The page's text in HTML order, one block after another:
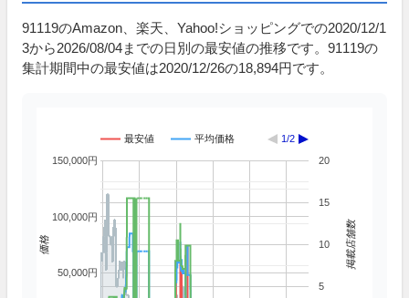
91119のAmazon、楽天、Yahoo!ショッピングでの2020/12/1
3から2026/08/04までの日別の最安値の推移です。91119の
集計期間中の最安値は2020/12/26の18,894円です。
最安値 平均価格 1/2
50,000円
100,000円
150,000円
5
10
15
20
価格 掲載店舗数